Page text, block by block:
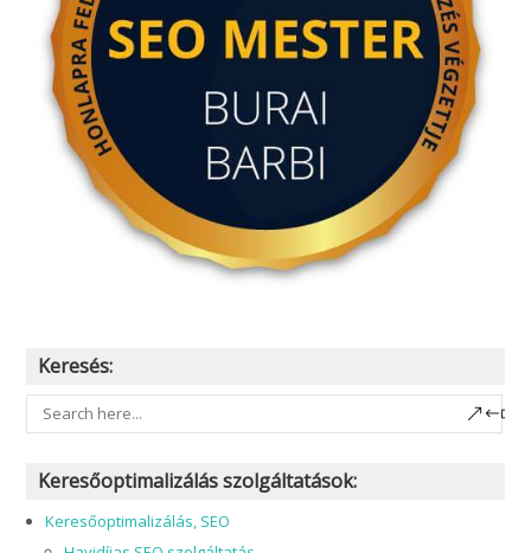
Keresés:
Keresőoptimalizálás szolgáltatások:
Keresőoptimalizálás, SEO